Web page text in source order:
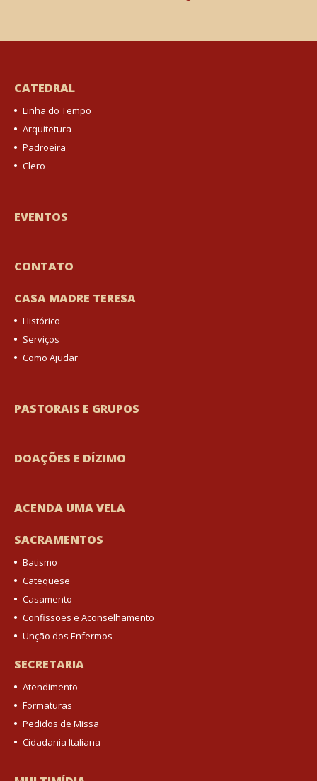
CATEDRAL
Linha do Tempo
Arquitetura
Padroeira
Clero
EVENTOS
CONTATO
CASA MADRE TERESA
Histórico
Serviços
Como Ajudar
PASTORAIS E GRUPOS
DOAÇÕES E DÍZIMO
ACENDA UMA VELA
SACRAMENTOS
Batismo
Catequese
Casamento
Confissões e Aconselhamento
Unção dos Enfermos
SECRETARIA
Atendimento
Formaturas
Pedidos de Missa
Cidadania Italiana